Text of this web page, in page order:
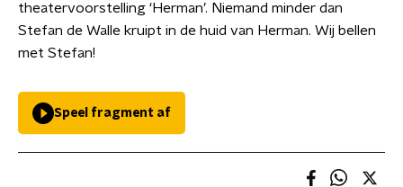
theatervoorstelling ‘Herman’. Niemand minder dan
Stefan de Walle kruipt in de huid van Herman. Wij bellen
met Stefan!
Speel fragment af